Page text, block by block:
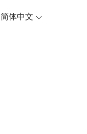
简体中文